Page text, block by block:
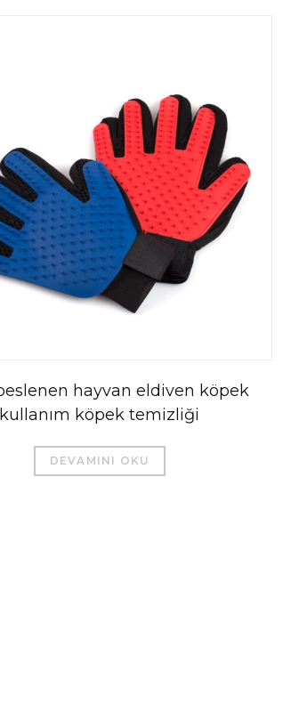
hayvan eldiven köpek
kullanım köpek temizliği
DEVAMINI OKU